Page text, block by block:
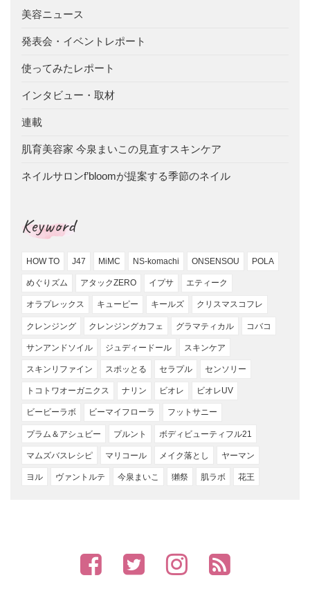
美容ニュース
発表会・イベントレポート
使ってみたレポート
インタビュー・取材
連載
肌育美容家 今泉まいこの見直すスキンケア
ネイルサロンf’bloomが提案する季節のネイル
Keyword
HOW TO J47 MiMC NS-komachi ONSENSOU POLA
めぐりズム アタックZERO イプサ エティーク
オラプレックス キューピー キールズ クリスマスコフレ
クレンジング クレンジングカフェ グラマティカル コバコ
サンアンドソイル ジュディードール スキンケア
スキンリファイン スポッとる セラプル センソリー
トコトワオーガニクス ナリン ビオレ ビオレUV
ビービーラボ ビーマイフローラ フットサニー
プラム＆アシュビー プルント ボディビューティフル21
マムズバスレシピ マリコール メイク落とし ヤーマン
ヨル ヴァントルテ 今泉まいこ 獺祭 肌ラボ 花王